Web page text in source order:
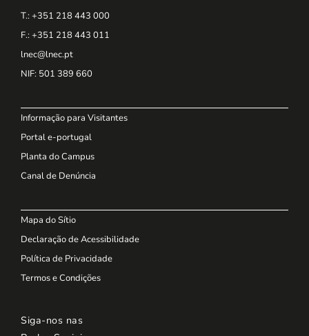
T.: +351 218 443 000
F.: +351 218 443 011
lnec@lnec.pt
NIF: 501 389 660
Informação para Visitantes
Portal e-portugal
Planta do Campus
Canal de Denúncia
Mapa do Sítio
Declaração de Acessibilidade
Política de Privacidade
Termos e Condições
Siga-nos nas